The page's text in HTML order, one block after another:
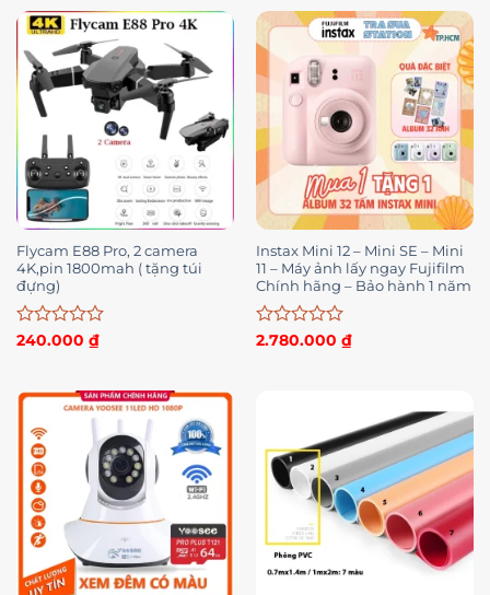
0
sao
0
sao
Flycam E88 Pro, 2 camera
4K,pin 1800mah ( tặng túi
đựng)
Được
0
sao
240.000 ₫
Instax Mini 12 – Mini SE – Mini
11 – Máy ảnh lấy ngay Fujifilm
Chính hãng – Bảo hành 1 năm
Được
2.780.000 ₫